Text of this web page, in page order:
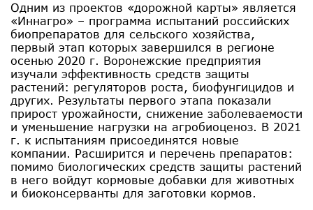
Одним из проектов «дорожной карты» является
«Иннагро» – программа испытаний российских
биопрепаратов для сельского хозяйства,
первый этап которых завершился в регионе
осенью 2020 г. Воронежские предприятия
изучали эффективность средств защиты
растений: регуляторов роста, биофунгицидов и
других. Результаты первого этапа показали
прирост урожайности, снижение заболеваемости
и уменьшение нагрузки на агробиоценоз. В 2021
г. к испытаниям присоединятся новые
компании. Расширится и перечень препаратов:
помимо биологических средств защиты растений
в него войдут кормовые добавки для животных
и биоконсерванты для заготовки кормов.